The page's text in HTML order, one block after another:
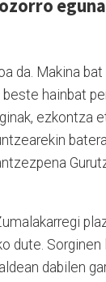
da. Makina
hainbat
ezkontza
dute. Sorginen
dabilen